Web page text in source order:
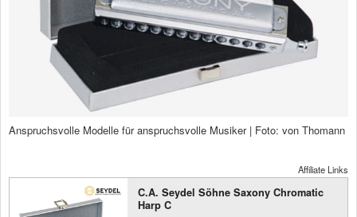
Anspruchsvolle Modelle für anspruchsvolle Musiker | Foto: von Thomann
Affiliate Links
C.A. Seydel Söhne Saxony Chromatic
Harp C